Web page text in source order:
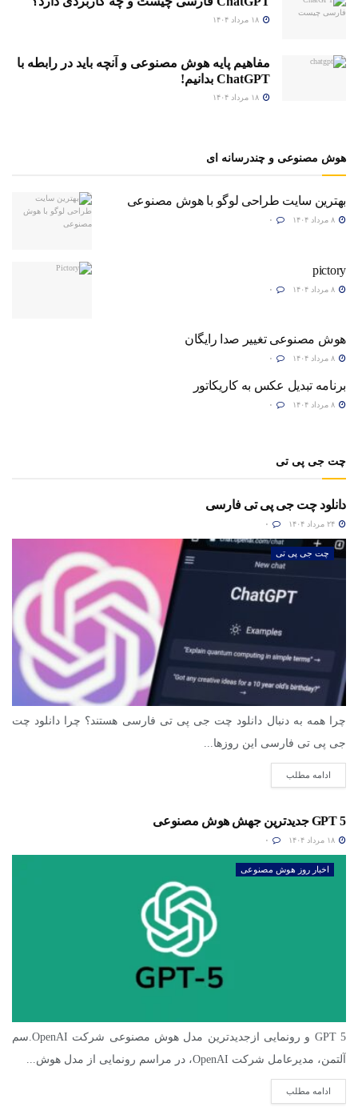
مفاهیم پایه هوش مصنوعی و آنچه باید در رابطه با
ChatGPT بدانیم!
هوش مصنوعی و چندرسانه ای
بهترین سایت طراحی لوگو با هوش مصنوعی
pictory
هوش مصنوعی تغییر صدا رایگان
برنامه تبدیل عکس به کاریکاتور
چت جی پی تی
دانلود چت جی پی تی فارسی
چت جی پی تی
چرا همه به دنبال دانلود چت جی پی تی فارسی هستند؟ چرا دانلود چت
جی پی تی فارسی این روزها...
ادامه مطلب
GPT 5 جدیدترین جهش هوش مصنوعی
اخبار روز هوش مصنوعی
GPT 5 و رونمایی ازجدیدترین مدل هوش مصنوعی شرکت OpenAI.سم
آلتمن، مدیرعامل شرکت OpenAI، در مراسم رونمایی از مدل هوش...
ادامه مطلب